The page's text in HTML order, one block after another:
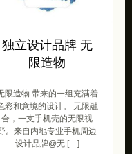
独立设计品牌 无
限造物
限造物 带来的一组充满着
彩和意境的设计。 无限融
合，一支手机壳的无限视
。来自内地专业手机周边
设计品牌@无 […]